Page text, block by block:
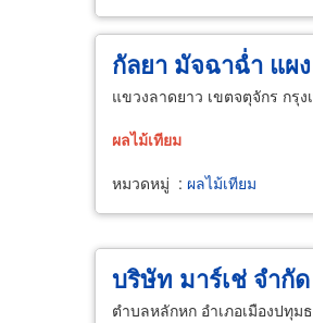
กัลยา มัจฉาฉ่ำ แผง
แขวงลาดยาว เขตจตุจักร กรุ
ผลไม้เทียม
หมวดหมู่ : ผลไม้เทียม
บริษัท มาร์เช่ จำกัด
ตำบลหลักหก อำเภอเมืองปทุ